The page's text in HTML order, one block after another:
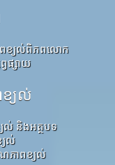
ពខ្យល់ពិភពលោក
វផ្សាយ
ខ្យល់
និងអត្ថបទ
ល់
ភាពខ្យល់